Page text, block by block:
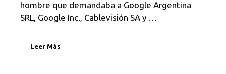
hombre que demandaba a Google Argentina
SRL, Google Inc., Cablevisión SA y …
Leer Más